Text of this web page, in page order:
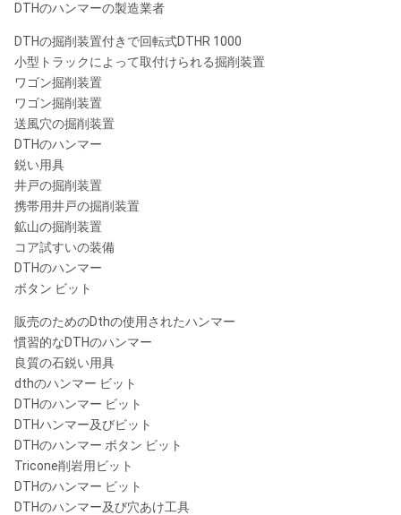
DTHのハンマーの製造業者
DTHの掘削装置付きで回転式DTHR 1000
小型トラックによって取付けられる掘削装置
ワゴン掘削装置
ワゴン掘削装置
送風穴の掘削装置
DTHのハンマー
鋭い用具
井戸の掘削装置
携帯用井戸の掘削装置
鉱山の掘削装置
コア試すいの装備
DTHのハンマー
ボタン ビット
販売のためのDthの使用されたハンマー
慣習的なDTHのハンマー
良質の石鋭い用具
dthのハンマー ビット
DTHのハンマー ビット
DTHハンマー及びビット
DTHのハンマー ボタン ビット
Tricone削岩用ビット
DTHのハンマー ビット
DTHのハンマー及び穴あけ工具